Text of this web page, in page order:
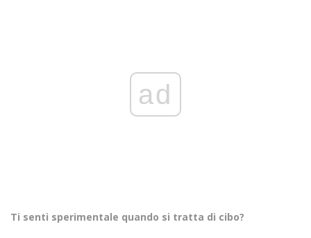
ad
Ti senti sperimentale quando si tratta di cibo?